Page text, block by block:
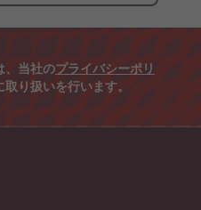
、当社のプライバシーポリ
り扱いを行います。